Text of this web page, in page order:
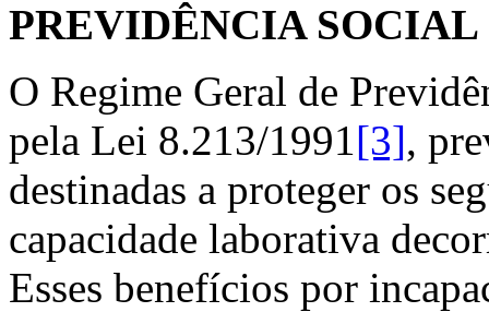
PREVIDÊNCIA SOCIAL
O Regime Geral de
pela Lei 8.213/1991[3],
destinadas a proteger os
capacidade laborativa
Esses benefícios por